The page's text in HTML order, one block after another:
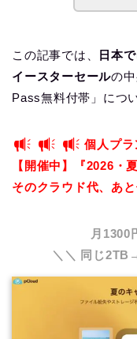
この記事では、
日本
イースターセールの
Pass無料付帯」につ
個人プラ
【開催中】『2026・
そのクラウド代、あ
月1300
＼＼ 同じ